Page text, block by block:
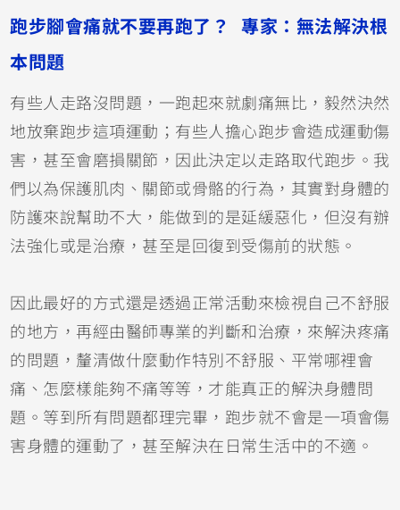
跑步腳會痛就不要再跑了？ 專家：無法解決根
本問題
有些人走路沒問題，一跑起來就劇痛無比，毅然決然
地放棄跑步這項運動；有些人擔心跑步會造成運動傷
害，甚至會磨損關節，因此決定以走路取代跑步。我
們以為保護肌肉、關節或骨骼的行為，其實對身體的
防護來說幫助不大，能做到的是延緩惡化，但沒有辦
法強化或是治療，甚至是回復到受傷前的狀態。
因此最好的方式還是透過正常活動來檢視自己不舒服
的地方，再經由醫師專業的判斷和治療，來解決疼痛
的問題，釐清做什麼動作特別不舒服、平常哪裡會
痛、怎麼樣能夠不痛等等，才能真正的解決身體問
題。等到所有問題都理完畢，跑步就不會是一項會傷
害身體的運動了，甚至解決在日常生活中的不適。